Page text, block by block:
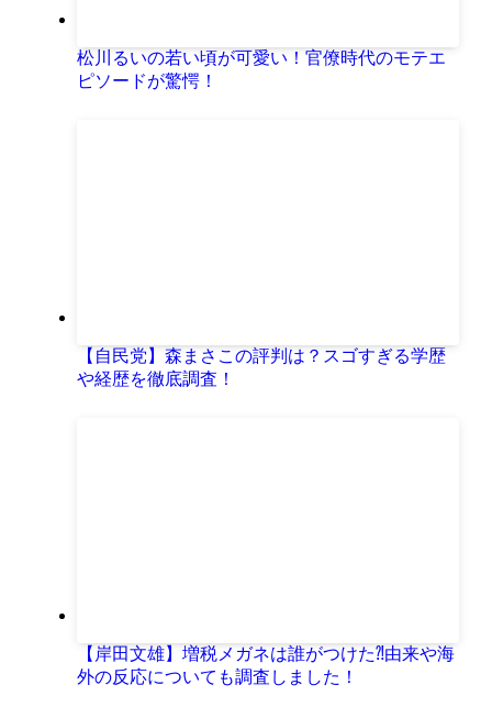
松川るいの若い頃が可愛い！官僚時代のモテエ
ピソードが驚愕！
【自民党】森まさこの評判は？スゴすぎる学歴
や経歴を徹底調査！
【岸田文雄】増税メガネは誰がつけた⁈由来や海
外の反応についても調査しました！